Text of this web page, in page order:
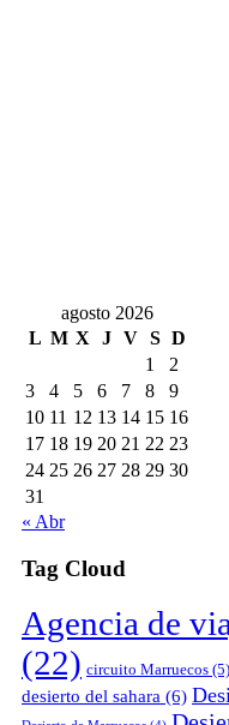
agosto 2026
L M X J V S D
1
2
3
4 5 6 7 8
9
10 11 12 13 14 15 16
17 18 19 20 21 22 23
24 25 26 27 28 29 30
31
« Abr
Tag Cloud
Agencia de
(22) circuito Marruecos (5)
desierto del sahara (6)